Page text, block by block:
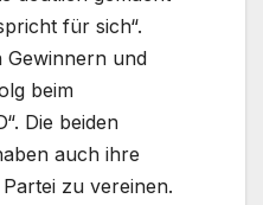
für sich“.
Gewinnern und
beim
Die beiden
auch ihre
zu vereinen.